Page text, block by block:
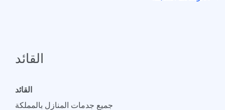
القائد
القائد
جميع جدمات المنازل بالمملكة